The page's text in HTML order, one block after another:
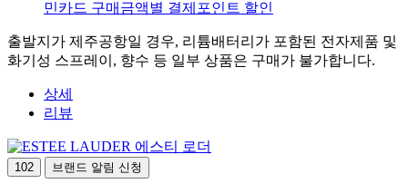
민카드 구매금액별 결제포인트 할인
출발지가 제주공항일 경우, 리튬배터리가 포함된 전자제품 및
화기성 스프레이, 향수 등 일부 상품은 구매가 불가합니다.
상세
리뷰
에스티 로더
102 브랜드 알림 신청